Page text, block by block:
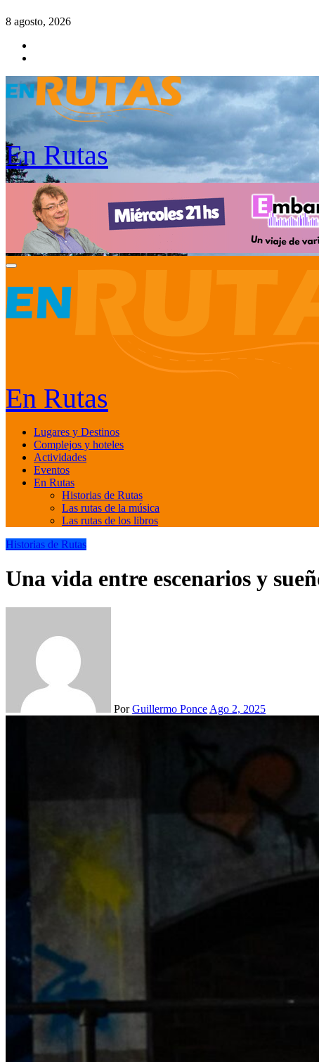
Saltar
contenido
8 agosto, 2026
En Rutas
En Rutas
Lugares y Destinos
Complejos y hoteles
Actividades
Eventos
En Rutas
Historias de Rutas
Las rutas de la música
Las rutas de los libros
Historias de Rutas
Una vida entre escenarios y
PorGuillermo Ponce Ago 2, 2025